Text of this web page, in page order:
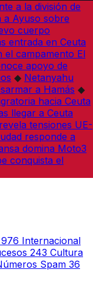
a la división de
a Ayuso sobre
cuerpo
entrada en Ceuta
el campamento El
apoyo de
◆ Netanyahu
a Hamás ◆
hacia Ceuta
llegar a Ceuta
tensiones UE-
responde a
domina Moto3
conquista el
976 Internacional
243 Cultura
Spam 36